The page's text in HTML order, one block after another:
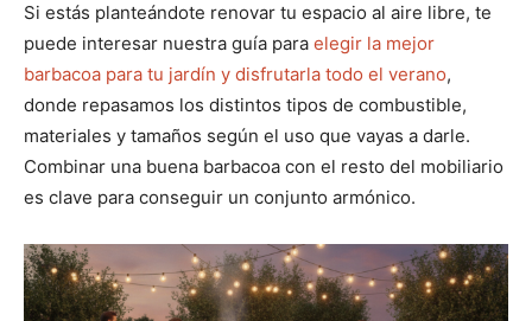
Si estás planteándote renovar tu espacio al aire libre, te
puede interesar nuestra guía para elegir la mejor
barbacoa para tu jardín y disfrutarla todo el verano,
donde repasamos los distintos tipos de combustible,
materiales y tamaños según el uso que vayas a darle.
Combinar una buena barbacoa con el resto del mobiliario
es clave para conseguir un conjunto armónico.